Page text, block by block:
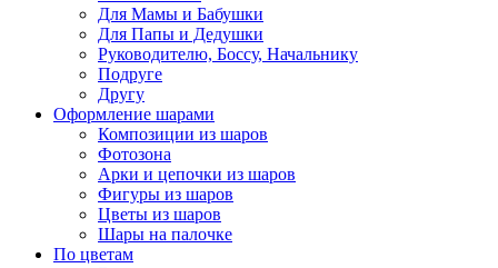
Для Мамы и Бабушки
Для Папы и Дедушки
Руководителю, Боссу, Начальнику
Подруге
Другу
Оформление шарами
Композиции из шаров
Фотозона
Арки и цепочки из шаров
Фигуры из шаров
Цветы из шаров
Шары на палочке
По цветам